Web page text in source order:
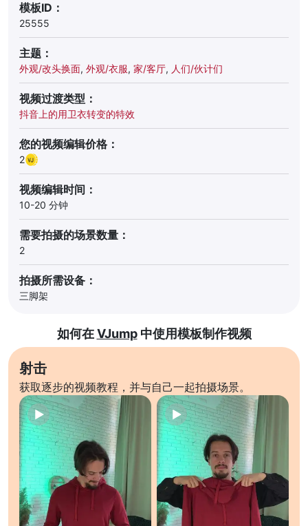
模板ID：
25555
主题：
外观/改头换面, 外观/衣服, 家/客厅, 人们/伙计们
视频过渡类型：
抖音上的用卫衣转变的特效
您的视频编辑价格：
2
视频编辑时间：
10-20 分钟
需要拍摄的场景数量：
2
拍摄所需设备：
三脚架
如何在VJump中使用模板制作视频
射击
获取逐步的视频教程，并与自己一起拍摄场景。